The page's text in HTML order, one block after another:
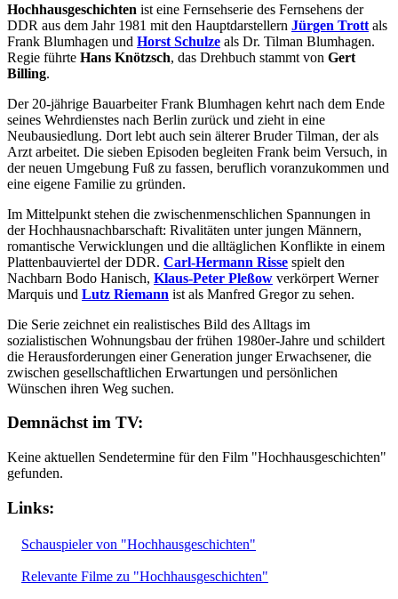
Hochhausgeschichten ist eine Fernsehserie des Fernsehens der
DDR aus dem Jahr 1981 mit den Hauptdarstellern Jürgen Trott als
Frank Blumhagen und Horst Schulze als Dr. Tilman Blumhagen.
Regie führte Hans Knötzsch, das Drehbuch stammt von Gert
Billing.
Der 20-jährige Bauarbeiter Frank Blumhagen kehrt nach dem Ende
seines Wehrdienstes nach Berlin zurück und zieht in eine
Neubausiedlung. Dort lebt auch sein älterer Bruder Tilman, der als
Arzt arbeitet. Die sieben Episoden begleiten Frank beim Versuch, in
der neuen Umgebung Fuß zu fassen, beruflich voranzukommen und
eine eigene Familie zu gründen.
Im Mittelpunkt stehen die zwischenmenschlichen Spannungen in
der Hochhausnachbarschaft: Rivalitäten unter jungen Männern,
romantische Verwicklungen und die alltäglichen Konflikte in einem
Plattenbauviertel der DDR. Carl-Hermann Risse spielt den
Nachbarn Bodo Hanisch, Klaus-Peter Pleßow verkörpert Werner
Marquis und Lutz Riemann ist als Manfred Gregor zu sehen.
Die Serie zeichnet ein realistisches Bild des Alltags im
sozialistischen Wohnungsbau der frühen 1980er-Jahre und schildert
die Herausforderungen einer Generation junger Erwachsener, die
zwischen gesellschaftlichen Erwartungen und persönlichen
Wünschen ihren Weg suchen.
Demnächst im TV:
Keine aktuellen Sendetermine für den Film "Hochhausgeschichten"
gefunden.
Links:
Schauspieler von "Hochhausgeschichten"
Relevante Filme zu "Hochhausgeschichten"